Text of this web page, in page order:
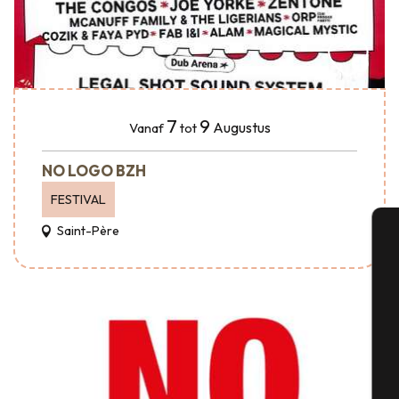
Vanaf 7 tot 9 Augustus
NO LOGO BZH
FESTIVAL
Saint-Père